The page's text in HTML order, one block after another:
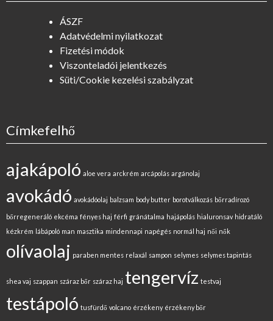
ÁSZF
Adatvédelmi nyilatkozat
Fizetési módok
Viszonteladói jelentkezés
Süti/Cookie kezelési szabályzat
Címkefelhő
ajakápoló aloe vera arckrém arcápolás argánolaj
avokádó avokádóolaj balzsam body butter borotválkozás bőrradírozó
bőrregeneráló ekcéma fényes haj férfi gránátalma hajápolás hialuronsav hidratáló
kézkrém lábápoló man masztika mindennapi napégés normál haj női nők
olívaolaj paraben mentes relaxál sampon selymes selymes tapintás
shea vaj szappan száraz bőr száraz haj tengervíz testvaj
testápoló tusfürdő volcano érzékeny érzékeny bőr